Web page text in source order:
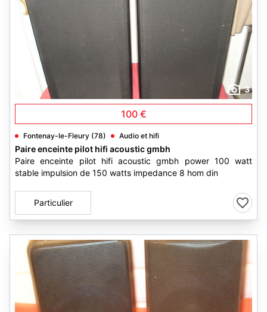
3
100 €
Fontenay-le-Fleury (78) Audio et hifi
Paire enceinte pilot hifi acoustic gmbh
Paire enceinte pilot hifi acoustic gmbh power 100 watt
stable impulsion de 150 watts impedance 8 hom din
Particulier